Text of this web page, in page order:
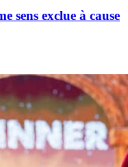
sens exclue à cause